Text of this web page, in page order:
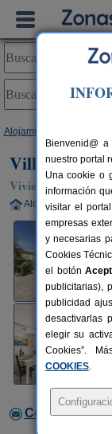
Alojamientos
Villa Marina
Vivienda turística
Alquiler completo
Contactar
Bienvenid@
nuestro portal
Una cookie o
información
visitar el
empresas
y necesarias
Cookies
el botón
publicitarias),
publicidad
desactivarlas
elegir su
Cookies”.
COOKIES.